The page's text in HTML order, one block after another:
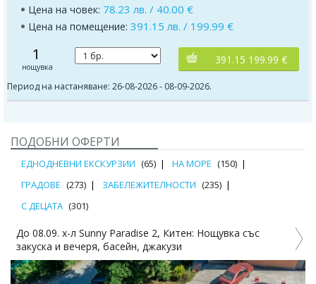
Цена на човек: 78.23 лв. / 40.00 €
Цена на помещение: 391.15 лв. / 199.99 €
1
нощувка
391.15 199.99 €
Период на настаняване: 26-08-2026 - 08-09-2026.
ПОДОБНИ ОФЕРТИ
ЕДНОДНЕВНИ ЕКСКУРЗИИ (65) НА МОРЕ (150)
ГРАДОВЕ (273) ЗАБЕЛЕЖИТЕЛНОСТИ (235)
С ДЕЦАТА (301)
До 08.09. х-л Sunny Paradise 2, Китен: Нощувка със
закуска и вечеря, басейн, джакузи